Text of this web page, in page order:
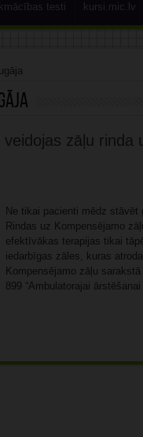
testi kursi.mic.lv
zāļu rinda
Ne tikai pacienti mēdz stāvēt
Rindas uz Kompensējamo
efektīvākas terapijas tikai
iedarbīgas zāles, kuras
Kompensējamo zāļu
899 “Ambulatorajai